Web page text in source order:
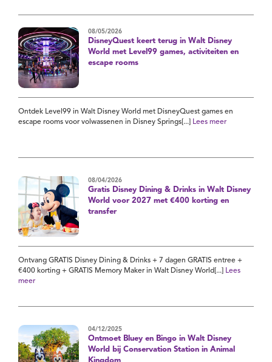
08/05/2026
DisneyQuest keert terug in Walt Disney
World met Level99 games, activiteiten en
escape rooms
Ontdek Level99 in Walt Disney World met DisneyQuest games en
escape rooms voor volwassenen in Disney Springs[...]
Lees meer
08/04/2026
Gratis Disney Dining & Drinks in Walt Disney
World voor 2027 met €400 korting en
transfer
Ontvang GRATIS Disney Dining & Drinks + 7 dagen GRATIS entree +
€400 korting + GRATIS Memory Maker in Walt Disney World[...]
Lees
meer
04/12/2025
Ontmoet Bluey en Bingo in Walt Disney
World bij Conservation Station in Animal